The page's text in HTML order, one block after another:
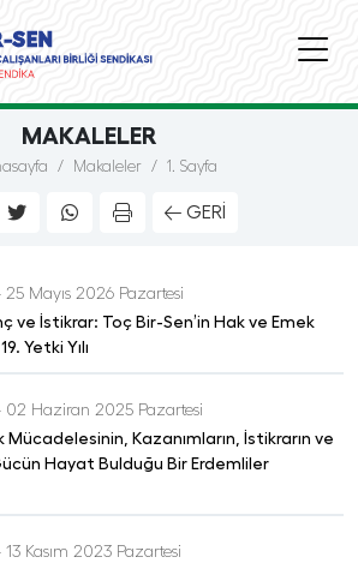
MAKALELER
/ Makaleler / 1. Sayfa
GERI
Mayıs 2026 Pazartesi
ve İstikrar: Toç Bir-Sen’in Hak ve Emek
Yetki Yılı
02 Haziran 2025 Pazartesi
Mücadelesinin, Kazanımların, İstikrarın ve
Hayat Bulduğu Bir Erdemliler
Kasım 2023 Pazartesi